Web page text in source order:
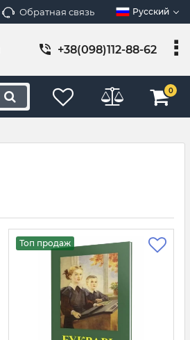
Обратная связь Русский
+38(098)112-88-62
0
Топ продаж